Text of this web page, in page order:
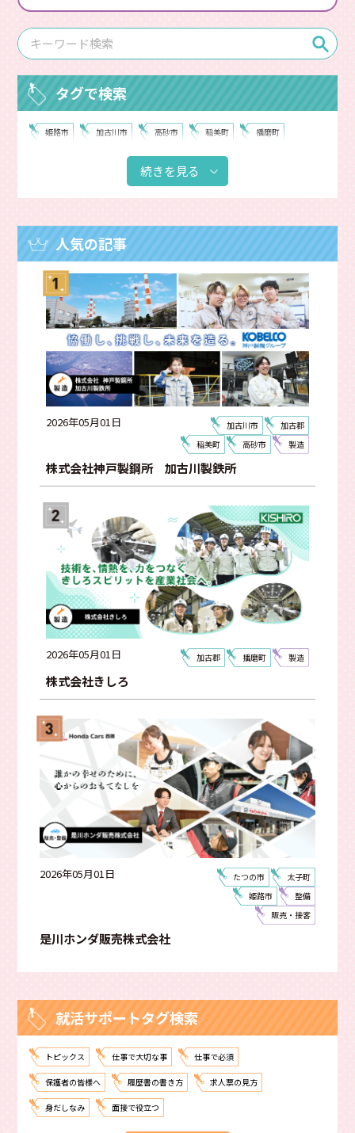
タグで検索
姫路市 加古川市 高砂市 稲美町 播磨町
市川町 福崎町
赤穂市 太子町
夢前町
製造 建設 販売・接客 整備 畜産 電気
調理・飲食 通信 小売 運送 食品製造
商社 卸売 設計 販売 鉄道
冠婚葬祭・介護
資格がとれる 明るい社風 地元本社
社員の仲がいい 研修あり
大型連休あり スキルが身につく 地元貢献
福利厚生が充実 創業100年以上
先輩との距離が近い Instagramあり 車通勤OK
やりがいがある 創業50年以上 雰囲気がいい
創業30年以上 シェア率高い！
検索する
続きを見る
人気の記事
2026年05月01日 加古川市
加古郡
稲美町
高砂市 製造
株式会社神戸製鋼所 加古川製鉄所
2026年05月01日 加古郡 播磨町 製造
株式会社きしろ
2026年05月01日 たつの市
太子町
姫路市
整備
販売・接客
是川ホンダ販売株式会社
就活サポートタグ検索
トピックス 仕事で大切な事 仕事で必須
保護者の皆様へ 履歴書の書き方 求人票の見方
身だしなみ 面接で役立つ